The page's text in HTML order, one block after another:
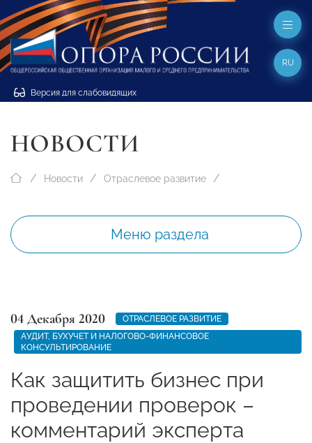
Версия для слабовидящих
RU
НОВОСТИ
Новости Отраслевое развитие
Меню раздела
04 Декабря 2020
ОТРАСЛЕВОЕ РАЗВИТИЕ
АУДИТ, БУХУЧЕТ И НАЛОГОВО-ФИНАНСОВОЕ
КОНСУЛЬТИРОВАНИЕ
Как защитить бизнес при
проведении проверок –
комментарий эксперта